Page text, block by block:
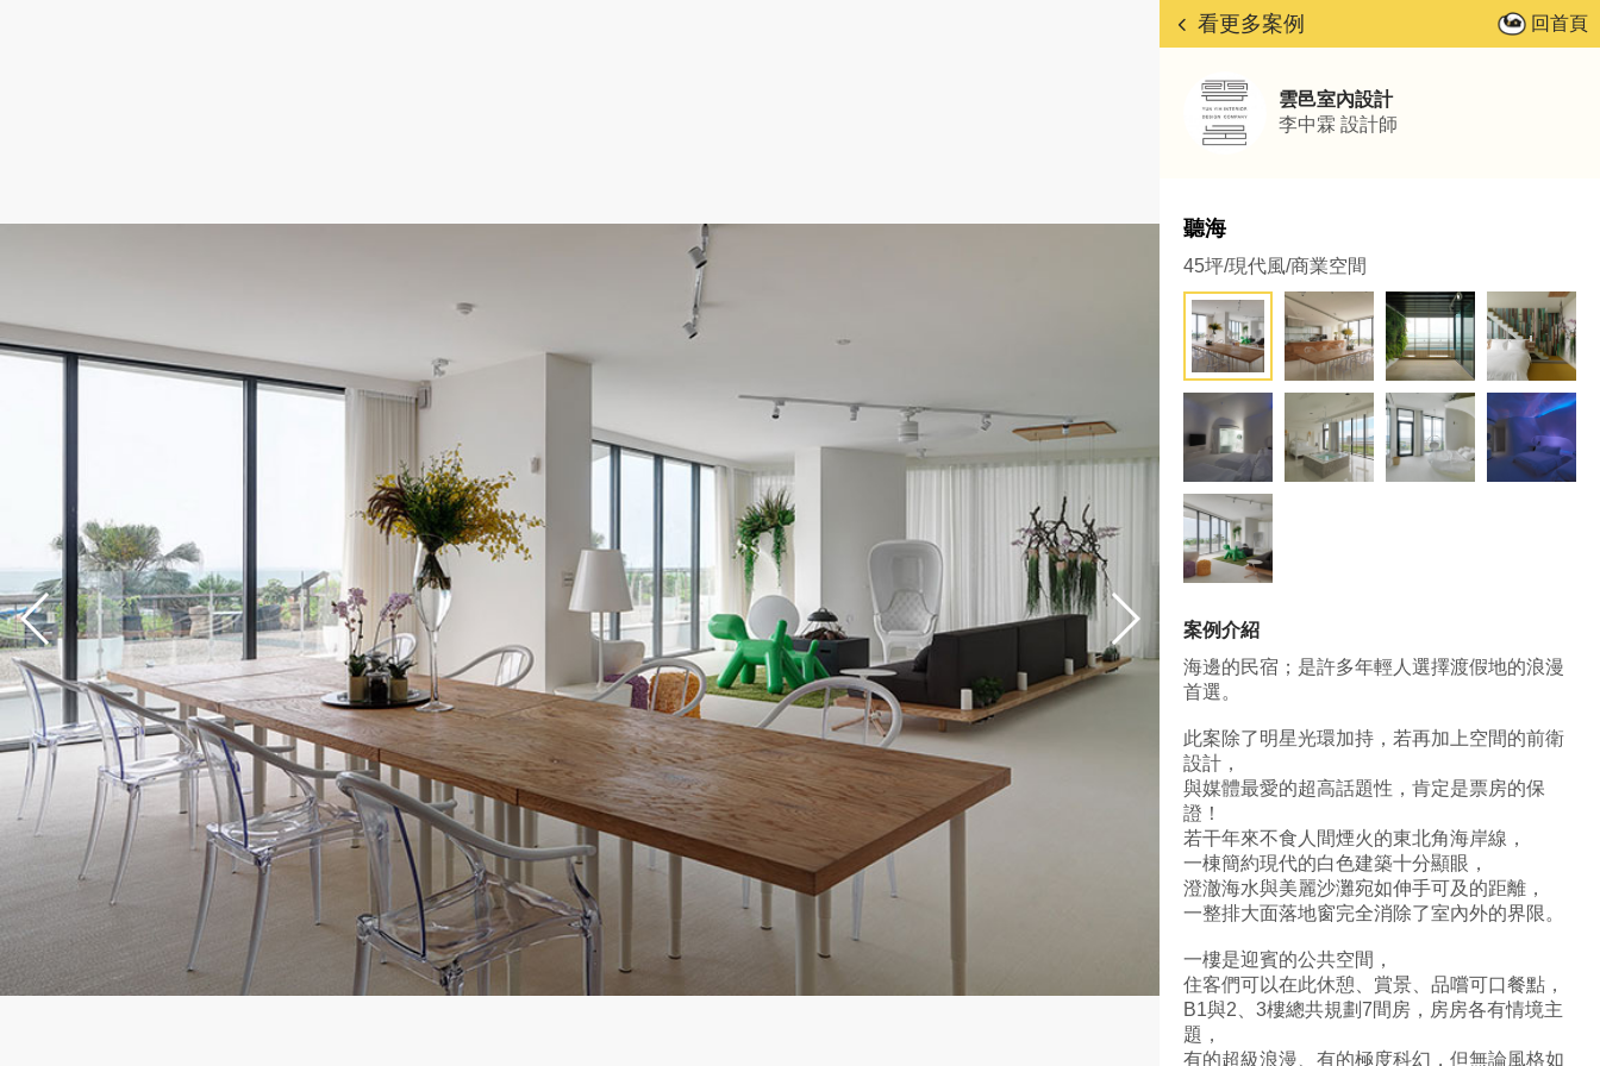
看更多案例 回首頁
雲邑室內設計
李中霖 設計師
聽海
45坪/現代風/商業空間
案例介紹
海邊的民宿；是許多年輕人選擇渡假地的浪漫
首選。
此案除了明星光環加持，若再加上空間的前衛
設計，
與媒體最愛的超高話題性，肯定是票房的保
證！
若干年來不食人間煙火的東北角海岸線，
一棟簡約現代的白色建築十分顯眼，
澄澈海水與美麗沙灘宛如伸手可及的距離，
一整排大面落地窗完全消除了室內外的界限。
一樓是迎賓的公共空間，
住客們可以在此休憩、賞景、品嚐可口餐點，
B1與2、3樓總共規劃7間房，房房各有情境主
題，
有的超級浪漫、有的極度科幻，但無論風格如